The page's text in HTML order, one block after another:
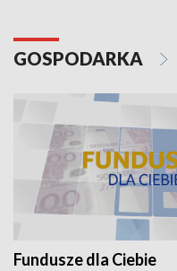
GOSPODARKA
Fundusze dla Ciebie